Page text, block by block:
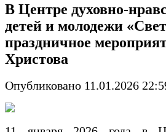
В Центре духовно-
детей и молодежи
праздничное
Христова
Опубликовано 11.01.2026